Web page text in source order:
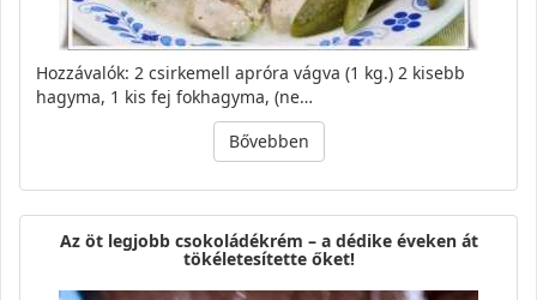
Hozzávalók: 2 csirkemell apróra vágva (1 kg.) 2 kisebb
hagyma, 1 kis fej fokhagyma, (ne…
Bővebben
Az öt legjobb csokoládékrém – a dédike éveken át
tökéletesítette őket!